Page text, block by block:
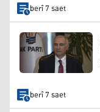
berî 7 saet
berî 7 saet